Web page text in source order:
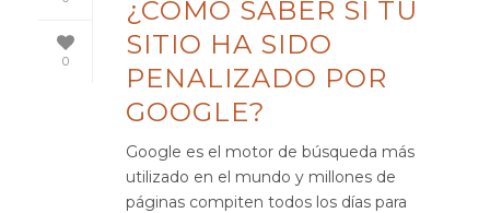
0
¿CÓMO SABER SI TU
SITIO HA SIDO
PENALIZADO POR
GOOGLE?
Google es el motor de búsqueda más
utilizado en el mundo y millones de
páginas compiten todos los días para